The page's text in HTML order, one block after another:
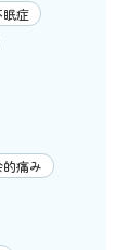
眠症
痛み